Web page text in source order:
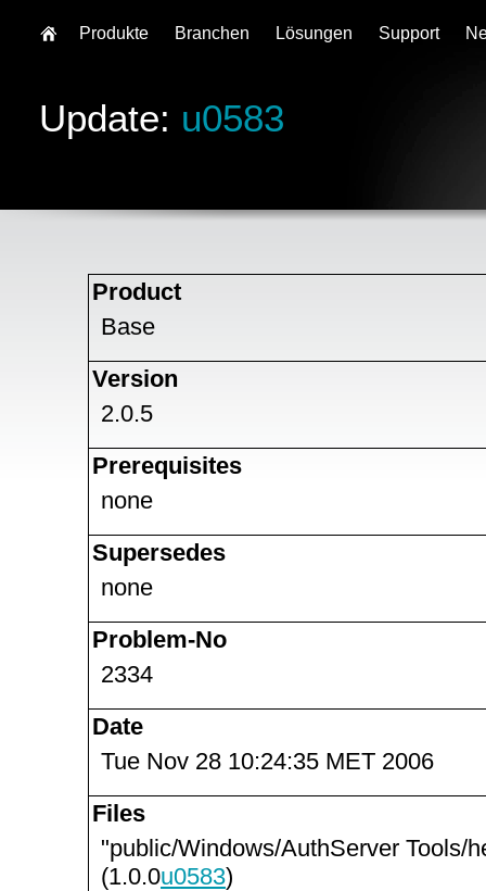
Update: u0583
Product
Base
Version
2.0.5
Prerequisites
none
Supersedes
none
Problem-No
2334
Date
Tue Nov 28 10:24:35 MET 2006
Files
"public/Windows/AuthServer Tools/
(1.0.0u0583)
Produkte Branchen Lösungen Support